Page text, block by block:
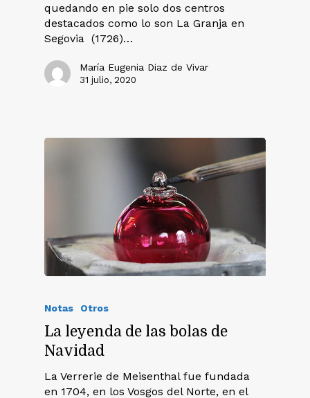
quedando en pie solo dos centros
destacados como lo son La Granja en
Segovia (1726)…
María Eugenia Diaz de Vivar
31 julio, 2020
Notas Otros
La leyenda de las bolas de
Navidad
La Verrerie de Meisenthal fue fundada
en 1704, en los Vosgos del Norte, en el